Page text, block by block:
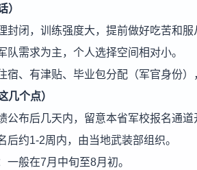
）
封闭，训练强度大，提前做好吃苦和
队需求为主，个人选择空间相对小。
宿、有津贴、毕业包分配（军官身份）
几个点）
公布后几天内，留意本省军校报名通
后约1-2周内，由当地武装部组织。
一般在7月中旬至8月初。